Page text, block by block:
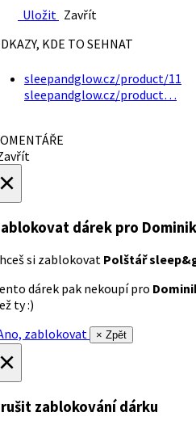
Uložit Zavřít
KDE TO SEHNAT
sleepandglow.cz/product/11
sleepandglow.cz/product…
dárek pro
si zablokovat Polštář
dárek pak nekoupí pro
ty :)
zablokovat
× Zpět
zablokování dárku